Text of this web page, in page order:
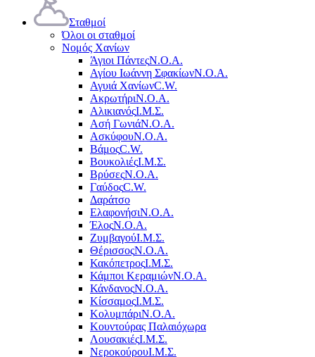
Σταθμοί
Όλοι οι σταθμοί
Νομός Χανίων
Άγιοι ΠάντεςΝ.Ο.Α.
Αγίου Ιωάννη ΣφακίωνΝ.Ο.Α.
Αγυιά ΧανίωνC.W.
ΑκρωτήριΝ.Ο.Α.
ΑλικιανόςΙ.Μ.Σ.
Ασή ΓωνιάΝ.Ο.Α.
ΑσκύφουΝ.Ο.Α.
ΒάμοςC.W.
ΒουκολιέςΙ.Μ.Σ.
ΒρύσεςΝ.Ο.Α.
ΓαύδοςC.W.
Δαράτσο
ΕλαφονήσιΝ.Ο.Α.
ΈλοςΝ.Ο.Α.
ΖυμβαγούΙ.Μ.Σ.
ΘέρισσοςΝ.Ο.Α.
ΚακόπετροςΙ.Μ.Σ.
Κάμποι ΚεραμιώνΝ.Ο.Α.
ΚάνδανοςΝ.Ο.Α.
ΚίσσαμοςΙ.Μ.Σ.
ΚολυμπάριΝ.Ο.Α.
Κουντούρας Παλαιόχωρα
ΛουσακιέςΙ.Μ.Σ.
ΝεροκούρουΙ.Μ.Σ.